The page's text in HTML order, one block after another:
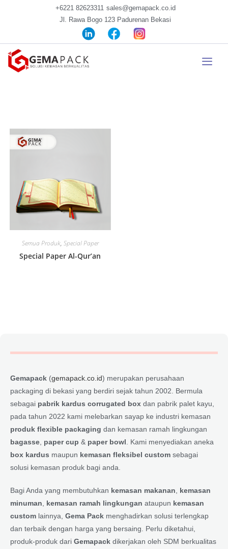
+6221 82623311 sales@gemapack.co.id
Jl. Rawa Bogo 123 Padurenan Bekasi
Semua Produk, Special Paper
Special Paper Al-Qur’an
Gemapack (gemapack.co.id) merupakan perusahaan
packaging di bekasi yang berdiri sejak tahun 2002. Bermula
sebagai pabrik kardus corrugated box dan pabrik palet kayu,
pada tahun 2022 kami melebarkan sayap ke industri kemasan
produk flexible packaging dan kemasan ramah lingkungan
bagasse, paper cup & paper bowl. Kami menyediakan aneka
box kardus maupun kemasan fleksibel custom sebagai
solusi kemasan produk bagi anda.
Bagi Anda yang membutuhkan kemasan makanan, kemasan
minuman, kemasan ramah lingkungan ataupun kemasan
custom lainnya, Gema Pack menghadirkan solusi terlengkap
dan terbaik dengan harga yang bersaing. Perlu diketahui,
produk-produk dari Gemapack dikerjakan oleh SDM berkualitas